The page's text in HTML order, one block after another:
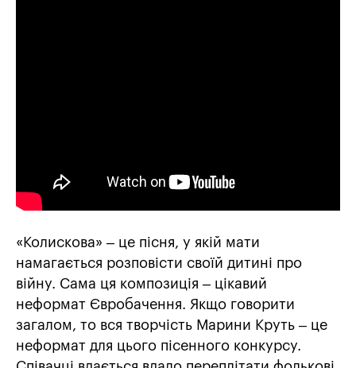
«Колискова» – це пісня, у якій мати
намагається розповісти своїй дитині про
війну. Сама ця композиція – цікавий
неформат Євробачення. Якщо говорити
загалом, то вся творчість Марини Круть – це
неформат для цього пісенного конкурсу.